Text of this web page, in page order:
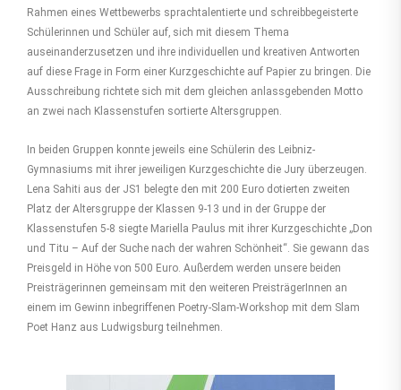
Rahmen eines Wettbewerbs sprachtalentierte und schreibbegeisterte
Schülerinnen und Schüler auf, sich mit diesem Thema
auseinanderzusetzen und ihre individuellen und kreativen Antworten
auf diese Frage in Form einer Kurzgeschichte auf Papier zu bringen. Die
Ausschreibung richtete sich mit dem gleichen anlassgebenden Motto
an zwei nach Klassenstufen sortierte Altersgruppen.
In beiden Gruppen konnte jeweils eine Schülerin des Leibniz-
Gymnasiums mit ihrer jeweiligen Kurzgeschichte die Jury überzeugen.
Lena Sahiti aus der JS1 belegte den mit 200 Euro dotierten zweiten
Platz der Altersgruppe der Klassen 9-13 und in der Gruppe der
Klassenstufen 5-8 siegte Mariella Paulus mit ihrer Kurzgeschichte „Don
und Titu – Auf der Suche nach der wahren Schönheit“. Sie gewann das
Preisgeld in Höhe von 500 Euro. Außerdem werden unsere beiden
Preisträgerinnen gemeinsam mit den weiteren PreisträgerInnen an
einem im Gewinn inbegriffenen Poetry-Slam-Workshop mit dem Slam
Poet Hanz aus Ludwigsburg teilnehmen.